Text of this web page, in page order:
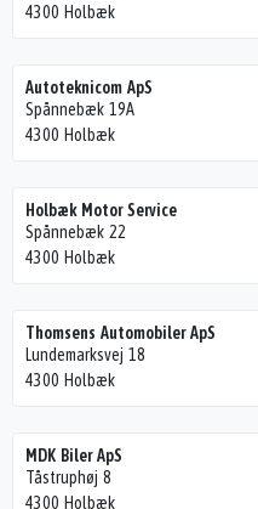
4300 Holbæk
Autoteknicom ApS
Spånnebæk 19A
4300 Holbæk
Holbæk Motor Service
Spånnebæk 22
4300 Holbæk
Thomsens Automobiler ApS
Lundemarksvej 18
4300 Holbæk
MDK Biler ApS
Tåstruphøj 8
4300 Holbæk